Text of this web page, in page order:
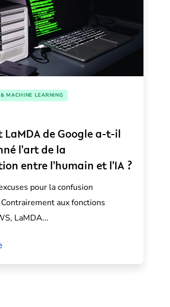
MACHINE LEARNING
LaMDA de Google a-t-il
l'art de la
entre l'humain et l'IA ?
pour la confusion
aux fonctions
LaMDA...